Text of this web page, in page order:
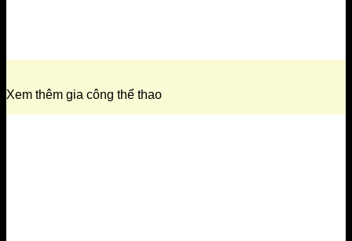
Xem thêm gia công thể thao